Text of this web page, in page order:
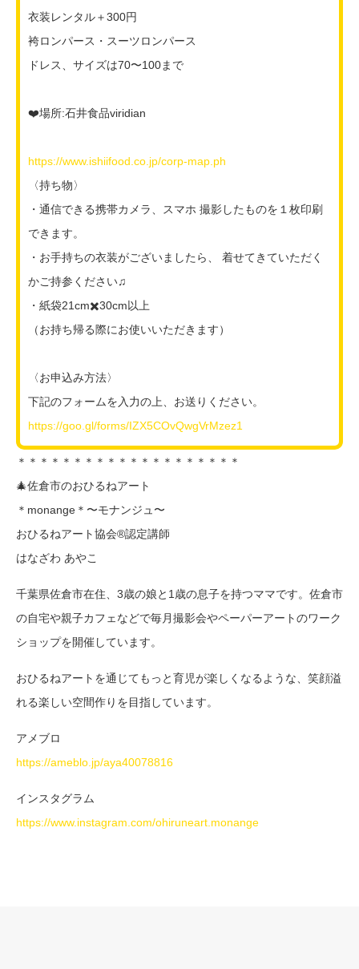
衣装レンタル＋300円
袴ロンパース・スーツロンパース
ドレス、サイズは70〜100まで
❤️場所:石井食品viridian
https://www.ishiifood.co.jp/corp-map.ph
〈持ち物〉
・通信できる携帯カメラ、スマホ 撮影したものを１枚印刷
できます。
・お手持ちの衣装がございましたら、 着せてきていただく
かご持参ください♫
・紙袋21cm✖️30cm以上
（お持ち帰る際にお使いいただきます）
〈お申込み方法〉
下記のフォームを入力の上、お送りください。
https://goo.gl/forms/IZX5COvQwgVrMzez1
＊＊＊＊＊＊＊＊＊＊＊＊＊＊＊＊＊＊＊＊
🎄佐倉市のおひるねアート
＊monange＊〜モナンジュ〜
おひるねアート協会®︎認定講師
はなざわ あやこ
千葉県佐倉市在住、3歳の娘と1歳の息子を持つママです。佐倉市
の自宅や親子カフェなどで毎月撮影会やペーパーアートのワーク
ショップを開催しています。
おひるねアートを通じてもっと育児が楽しくなるような、笑顔溢
れる楽しい空間作りを目指しています。
アメブロ
https://ameblo.jp/aya40078816
インスタグラム
https://www.instagram.com/ohiruneart.monange